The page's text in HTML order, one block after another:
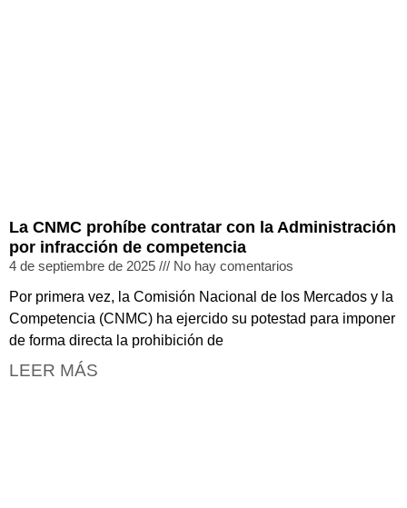
La CNMC prohíbe contratar con la Administración
por infracción de competencia
4 de septiembre de 2025
No hay comentarios
Por primera vez, la Comisión Nacional de los Mercados y la
Competencia (CNMC) ha ejercido su potestad para imponer
de forma directa la prohibición de
LEER MÁS